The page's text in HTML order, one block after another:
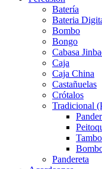
Batería
Bateria
Bombo
Bongo
Cabasa
Caja
Caja China
Castañuelas
Crótalos
Tradicional
Pandereta